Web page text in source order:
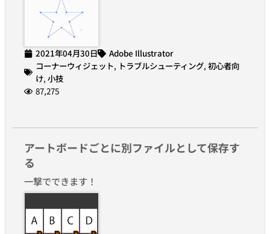
2021年04月30日
Adobe Illustrator
コーナーウィジェット, トラブルシューティング, 初心者向
け, 小技
87,275
アートボードごとに別ファイルとして保存す
る
一撃でできます！